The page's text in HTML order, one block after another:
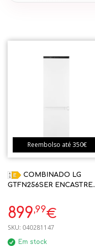
Reembolso até 350€
COMBINADO LG
GTFN256SER ENCASTRE
1770X540X545MM PORTAS
DELIZANTES
899,99€
SKU: 040281147
Em stock